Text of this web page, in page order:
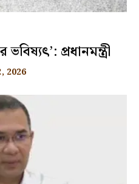
প্রধানমন্ত্রী
2026